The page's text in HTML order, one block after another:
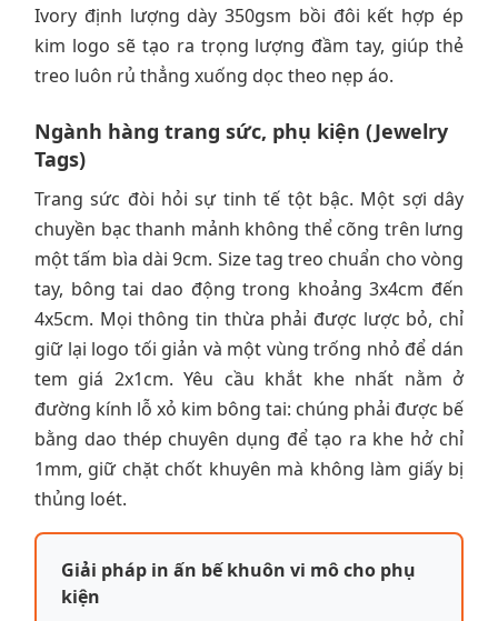
Ivory định lượng dày 350gsm bồi đôi kết hợp ép
kim logo sẽ tạo ra trọng lượng đầm tay, giúp thẻ
treo luôn rủ thẳng xuống dọc theo nẹp áo.
Ngành hàng trang sức, phụ kiện (Jewelry
Tags)
Trang sức đòi hỏi sự tinh tế tột bậc. Một sợi dây
chuyền bạc thanh mảnh không thể cõng trên lưng
một tấm bìa dài 9cm. Size tag treo chuẩn cho vòng
tay, bông tai dao động trong khoảng 3x4cm đến
4x5cm. Mọi thông tin thừa phải được lược bỏ, chỉ
giữ lại logo tối giản và một vùng trống nhỏ để dán
tem giá 2x1cm. Yêu cầu khắt khe nhất nằm ở
đường kính lỗ xỏ kim bông tai: chúng phải được bế
bằng dao thép chuyên dụng để tạo ra khe hở chỉ
1mm, giữ chặt chốt khuyên mà không làm giấy bị
thủng loét.
Giải pháp in ấn bế khuôn vi mô cho phụ
kiện